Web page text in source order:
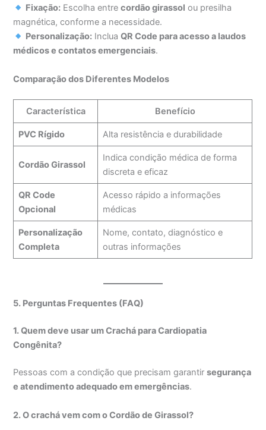
Fixação: Escolha entrecordão girassol ou presilha
magnética, conforme a necessidade.
Personalização: IncluaQR Code para acesso a laudos
médicos e contatos emergenciais.
Comparação dos Diferentes Modelos
Característica Benefício
PVC Rígido Alta resistência e durabilidade
Cordão Girassol
Indica condição médica de forma
discreta e eficaz
QR Code
Opcional
Acesso rápido a informações
médicas
Personalização
Completa
Nome, contato, diagnóstico e
outras informações
5. Perguntas Frequentes (FAQ)
1. Quem deve usar um Crachá para Cardiopatia
Congênita?
Pessoas com a condição que precisam garantirsegurança
e atendimento adequado em emergências.
2. O crachá vem com o Cordão de Girassol?